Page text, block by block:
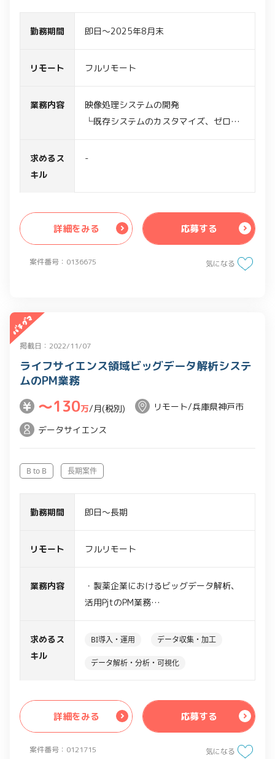
案件番号：0136675
勤務期間 即日～2025年8月末
リモート フルリモート
業務内容
映像処理システムの開発
└既存システムのカスタマイズ、ゼロベ
・Pyside6を用いたUI設計/実装
求めるス
キル
-
詳細をみる 応募する
気になる
掲載日：2022/11/07
案件番号：0121715
ライフサイエンス領域ビッグデータ解析システ
ムのPM業務
〜130万/月(税別)
リモート/兵庫県神戸市
データサイエンス
B to B 長期案件
勤務期間 即日～長期
リモート フルリモート
業務内容
・製薬企業におけるビッグデータ解析、
活用PjtのPM業務
問履歴、webカンファレンス視聴履歴の
・上記データからの課題抽出、システム
・オフショア開発チームへの開発仕様の
説明、スケジュール管理
・開発ガバナンス体制の構築
・既存のシステムを適格な状態にアップ
求めるス
キル
BI導入・運用 データ収集・加工
データ解析・分析・可視化
詳細をみる 応募する
気になる